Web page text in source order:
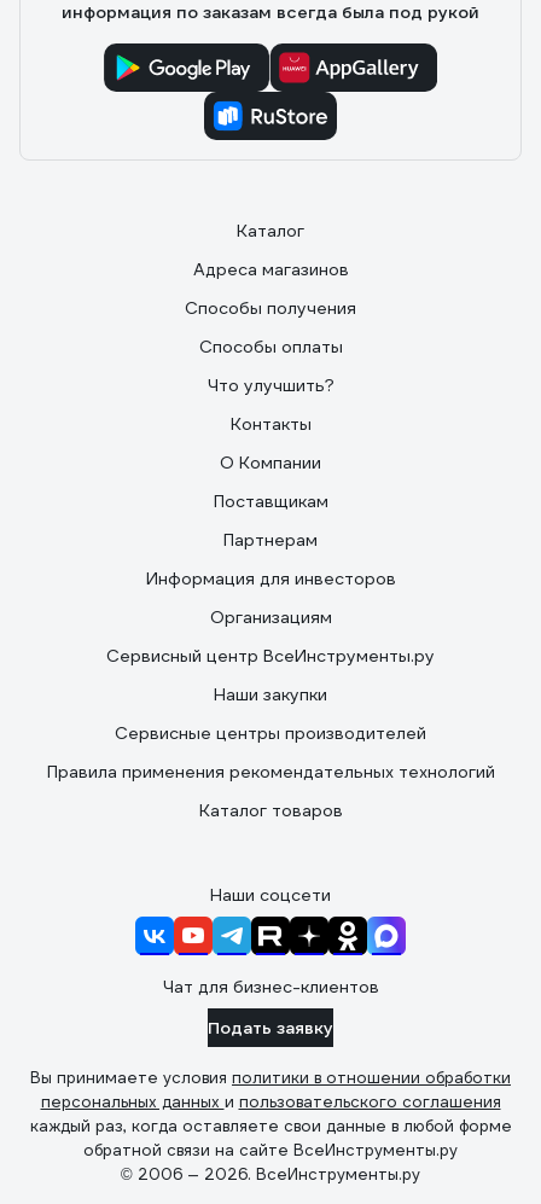
информация по заказам всегда была под рукой
Каталог
Адреса магазинов
Способы получения
Способы оплаты
Что улучшить?
Контакты
О Компании
Поставщикам
Партнерам
Информация для инвесторов
Организациям
Сервисный центр ВсеИнструменты.ру
Наши закупки
Сервисные центры производителей
Правила применения рекомендательных технологий
Каталог товаров
Наши соцсети
Чат для бизнес-клиентов
Подать заявку
Вы принимаете условия политики в отношении обработки
персональных данных и пользовательского соглашения
каждый раз, когда оставляете свои данные в любой форме
обратной связи на сайте ВсеИнструменты.ру
© 2006 — 2026. ВсеИнструменты.ру